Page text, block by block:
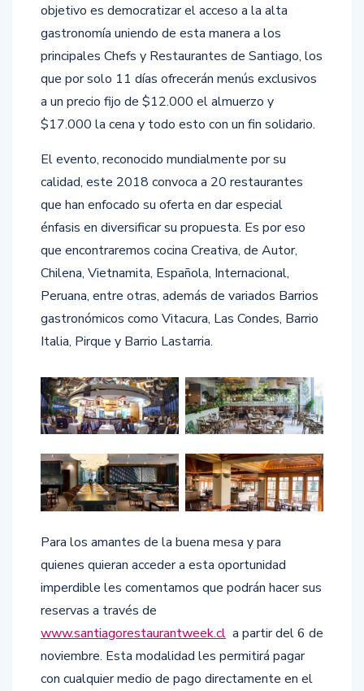
objetivo es democratizar el acceso a la alta
gastronomía uniendo de esta manera a los
principales Chefs y Restaurantes de Santiago, los
que por solo 11 días ofrecerán menús exclusivos
a un precio fijo de $12.000 el almuerzo y
$17.000 la cena y todo esto con un fin solidario.
El evento, reconocido mundialmente por su
calidad, este 2018 convoca a 20 restaurantes
que han enfocado su oferta en dar especial
énfasis en diversificar su propuesta. Es por eso
que encontraremos cocina Creativa, de Autor,
Chilena, Vietnamita, Española, Internacional,
Peruana, entre otras, además de variados Barrios
gastronómicos como Vitacura, Las Condes, Barrio
Italia, Pirque y Barrio Lastarria.
Para los amantes de la buena mesa y para
quienes quieran acceder a esta oportunidad
imperdible les comentamos que podrán hacer sus
reservas a través de
www.santiagorestaurantweek.cl a partir del 6 de
noviembre. Esta modalidad les permitirá pagar
con cualquier medio de pago directamente en el